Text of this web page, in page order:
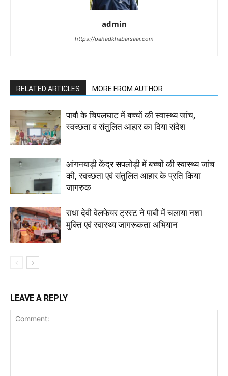
admin
https://pahadkhabarsaar.com
RELATED ARTICLES MORE FROM AUTHOR
पाबौ के चिपलघाट में बच्चों की स्वास्थ्य जांच,
स्वच्छता व संतुलित आहार का दिया संदेश
आंगनबाड़ी केंद्र सपलोड़ी में बच्चों की स्वास्थ्य जांच
की, स्वच्छता एवं संतुलित आहार के प्रति किया
जागरुक
राधा देवी वेलफेयर ट्रस्ट ने पाबौ में चलाया नशा
मुक्ति एवं स्वास्थ्य जागरूकता अभियान
LEAVE A REPLY